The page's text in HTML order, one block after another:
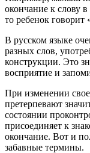
окончание к слову
то ребенок
В русском языке
разных слов,
конструкции. Это
восприятие и
При изменении
претерпевают
состоянии
присоединяет к
окончание. Вот и
забавные термины.